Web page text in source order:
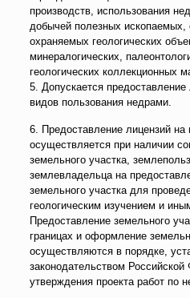
производств, использования
добычей полезных ископаемых,
охраняемых геологических
минералогических,
геологических коллекционных
5. Допускается предоставление
видов пользования недрами.
6. Предоставление лицензий на
осуществляется при наличии
земельного участка,
землевладельца на
земельного участка для
геологическим изучением и
Предоставление земельного
границах и оформление
осуществляются в порядке,
законодательством
утверждения проекта работ по